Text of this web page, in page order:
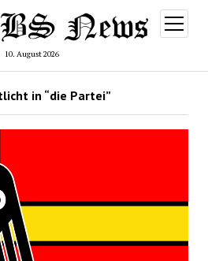
10. August 2026
Menü
öffnen
in “die Partei”